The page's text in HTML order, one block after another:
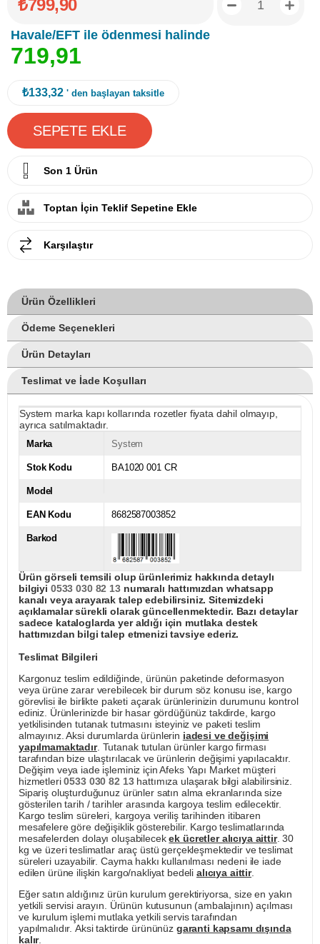
₺799,90
Havale/EFT ile ödenmesi halinde
719,91
₺133,32 ' den başlayan taksitle
Son 1 Ürün
Toptan İçin Teklif Sepetine Ekle
Karşılaştır
Ürün Özellikleri
Ödeme Seçenekleri
Ürün Detayları
Teslimat ve İade Koşulları
System marka kapı kollarında rozetler fiyata dahil olmayıp,
ayrıca satılmaktadır.
Marka System
Stok Kodu BA1020 001 CR
Model
EAN Kodu 8682587003852
Barkod
Ürün görseli temsili olup ürünlerimiz hakkında detaylı
bilgiyi 0533 030 82 13numaralı hattımızdan whatsapp
kanalı veya arayarak talep edebilirsiniz. Sitemizdeki
açıklamalar sürekli olarak güncellenmektedir. Bazı detaylar
sadece kataloglarda yer aldığı için mutlaka destek
hattımızdan bilgi talep etmenizi tavsiye ederiz.
Teslimat Bilgileri
Kargonuz teslim edildiğinde, ürünün paketinde deformasyon
veya ürüne zarar verebilecek bir durum söz konusu ise, kargo
görevlisi ile birlikte paketi açarak ürünlerinizin durumunu kontrol
ediniz. Ürünlerinizde bir hasar gördüğünüz takdirde, kargo
yetkilisinden tutanak tutmasını isteyiniz ve paketi teslim
almayınız. Aksi durumlarda ürünlerin iadesi ve değişimi
yapılmamaktadır. Tutanak tutulan ürünler kargo firması
tarafından bize ulaştırılacak ve ürünlerin değişimi yapılacaktır.
Değişim veya iade işleminiz için Afeks Yapı Market müşteri
hizmetleri0533 030 82 13hattımıza ulaşarak bilgi alabilirsiniz.
Sipariş oluşturduğunuz ürünler satın alma ekranlarında size
gösterilen tarih / tarihler arasında kargoya teslim edilecektir.
Kargo teslim süreleri, kargoya veriliş tarihinden itibaren
mesafelere göre değişiklik gösterebilir. Kargo teslimatlarında
mesafelerden dolayı oluşabilecekek ücretler alıcıya aittir. 30
kg ve üzeri teslimatlar araç üstü gerçekleşmektedir ve teslimat
süreleri uzayabilir. Cayma hakkı kullanılması nedeni ile iade
edilen ürüne ilişkin kargo/nakliyat bedeli alıcıya aittir.
Eğer satın aldığınız ürün kurulum gerektiriyorsa, size en yakın
yetkili servisi arayın. Ürünün kutusunun (ambalajının) açılması
ve kurulum işlemi mutlaka yetkili servis tarafından
yapılmalıdır. Aksi taktirde ürününüz garanti kapsamı dışında
kalır.